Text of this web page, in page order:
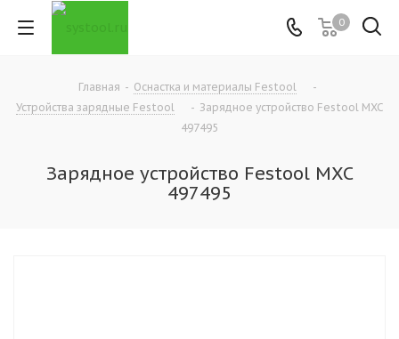
0
Главная - Оснастка и материалы Festool
-
Устройства зарядные Festool
- Зарядное устройство Festool MXC
497495
Зарядное устройство Festool MXC
497495